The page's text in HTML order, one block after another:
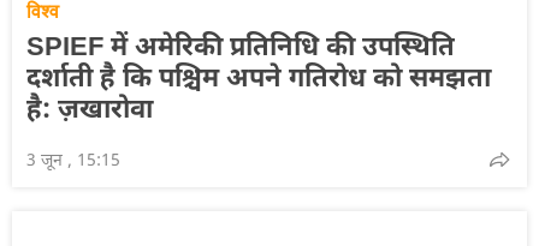
विश्व
SPIEF में अमेरिकी प्रतिनिधि की उपस्थिति
दर्शाती है कि पश्चिम अपने गतिरोध को समझता
है: ज़खारोवा
3 जून , 15:15